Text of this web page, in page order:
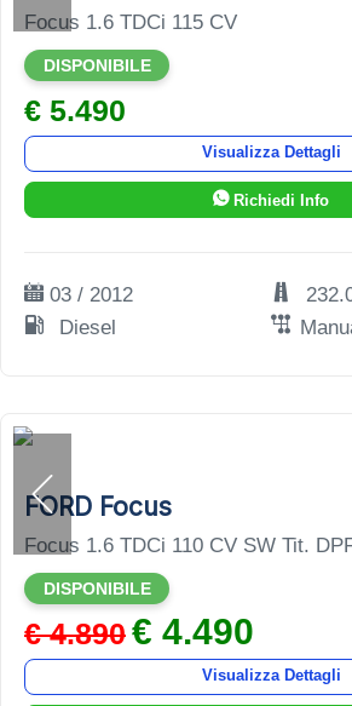
Focus 1.6 TDCi 115 CV
DISPONIBILE
€ 5.490
Visualizza Dettagli
Richiedi Info
03 / 2012
Diesel
FORD Focus
Focus 1.6 TDCi 110 CV SW Tit.
DISPONIBILE
€ 4.890€ 4.490
Visualizza Dettagli